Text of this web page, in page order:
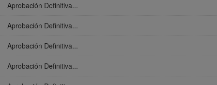
Aprobación Definitiva...
Aprobación Definitiva...
Aprobación Definitiva...
Aprobación Definitiva...